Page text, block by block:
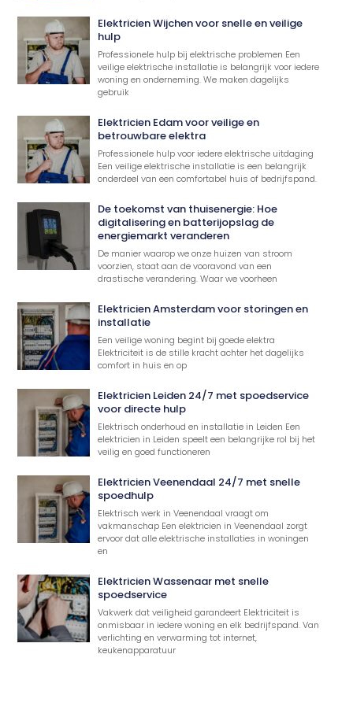
Elektricien Wijchen voor snelle en veilige
hulp
Professionele hulp bij elektrische problemen Een
veilige elektrische installatie is belangrijk voor iedere
woning en onderneming. We maken dagelijks
gebruik
Elektricien Edam voor veilige en
betrouwbare elektra
Professionele hulp voor iedere elektrische uitdaging
Een veilige elektrische installatie is een belangrijk
onderdeel van een comfortabel huis of bedrijfspand.
De toekomst van thuisenergie: Hoe
digitalisering en batterijopslag de
energiemarkt veranderen
De manier waarop we onze huizen van stroom
voorzien, staat aan de vooravond van een
drastische verandering. Waar we voorheen
Elektricien Amsterdam voor storingen en
installatie
Een veilige woning begint bij goede elektra
Elektriciteit is de stille kracht achter het dagelijks
comfort in huis en op
Elektricien Leiden 24/7 met spoedservice
voor directe hulp
Elektrisch onderhoud en installatie in Leiden Een
elektricien in Leiden speelt een belangrijke rol bij het
veilig en goed functioneren
Elektricien Veenendaal 24/7 met snelle
spoedhulp
Elektrisch werk in Veenendaal vraagt om
vakmanschap Een elektricien in Veenendaal zorgt
ervoor dat alle elektrische installaties in woningen
en
Elektricien Wassenaar met snelle
spoedservice
Vakwerk dat veiligheid garandeert Elektriciteit is
onmisbaar in iedere woning en elk bedrijfspand. Van
verlichting en verwarming tot internet,
keukenapparatuur